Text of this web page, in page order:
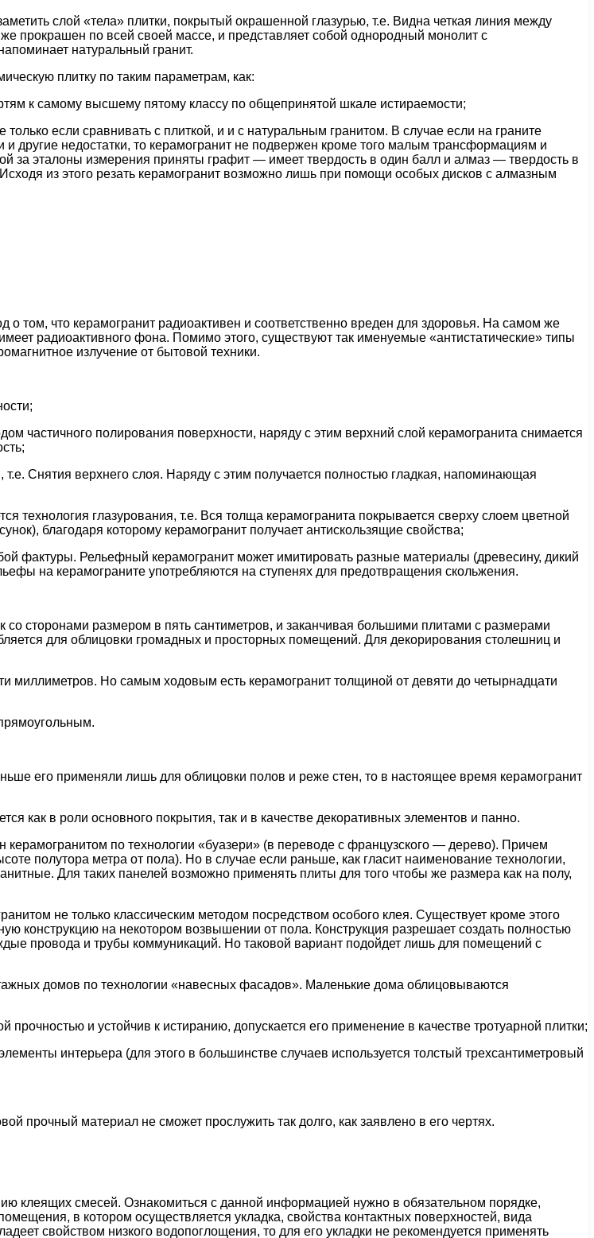
слой «тела» плитки, покрытый окрашенной глазурью, т.е. Видна четкая линия между
прокрашен по всей своей массе, и представляет собой однородный монолит с
натуральный гранит.
плитку по таким параметрам, как:
к самому высшему пятому классу по общепринятой шкале истираемости;
если сравнивать с плиткой, и и с натуральным гранитом. В случае если на граните
другие недостатки, то керамогранит не подвержен кроме того малым трансформациям и
за эталоны измерения приняты графит — имеет твердость в один балл и алмаз — твердость в
из этого резать керамогранит возможно лишь при помощи особых дисков с алмазным
том, что керамогранит радиоактивен и соответственно вреден для здоровья. На самом же
радиоактивного фона. Помимо этого, существуют так именуемые «антистатические» типы
излучение от бытовой техники.
частичного полирования поверхности, наряду с этим верхний слой керамогранита снимается
Снятия верхнего слоя. Наряду с этим получается полностью гладкая, напоминающая
технология глазурования, т.е. Вся толща керамогранита покрывается сверху слоем цветной
благодаря которому керамогранит получает антискользящие свойства;
фактуры. Рельефный керамогранит может имитировать разные материалы (древесину, дикий
на керамограните употребляются на ступенях для предотвращения скольжения.
сторонами размером в пять сантиметров, и заканчивая большими плитами с размерами
для облицовки громадных и просторных помещений. Для декорирования столешниц и
миллиметров. Но самым ходовым есть керамогранит толщиной от девяти до четырнадцати
его применяли лишь для облицовки полов и реже стен, то в настоящее время керамогранит
как в роли основного покрытия, так и в качестве декоративных элементов и панно.
по технологии «буазери» (в переводе с французского — дерево). Причем
полутора метра от пола). Но в случае если раньше, как гласит наименование технологии,
Для таких панелей возможно применять плиты для того чтобы же размера как на полу,
не только классическим методом посредством особого клея. Существует кроме этого
конструкцию на некотором возвышении от пола. Конструкция разрешает создать полностью
провода и трубы коммуникаций. Но таковой вариант подойдет лишь для помещений с
домов по технологии «навесных фасадов». Маленькие дома облицовываются
и устойчив к истиранию, допускается его применение в качестве тротуарной плитки;
интерьера (для этого в большинстве случаев используется толстый трехсантиметровый
прочный материал не сможет прослужить так долго, как заявлено в его чертях.
клеящих смесей. Ознакомиться с данной информацией нужно в обязательном порядке,
в котором осуществляется укладка, свойства контактных поверхностей, вида
свойством низкого водопоглощения, то для его укладки не рекомендуется применять